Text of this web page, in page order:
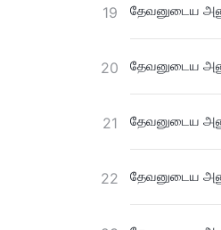
19 தேவனுடைய
20 தேவனுடைய
21 தேவனுடைய
22 தேவனுடைய